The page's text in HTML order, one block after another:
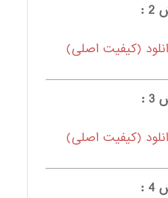
:
(کیفیت اصلی)
:
(کیفیت اصلی)
: